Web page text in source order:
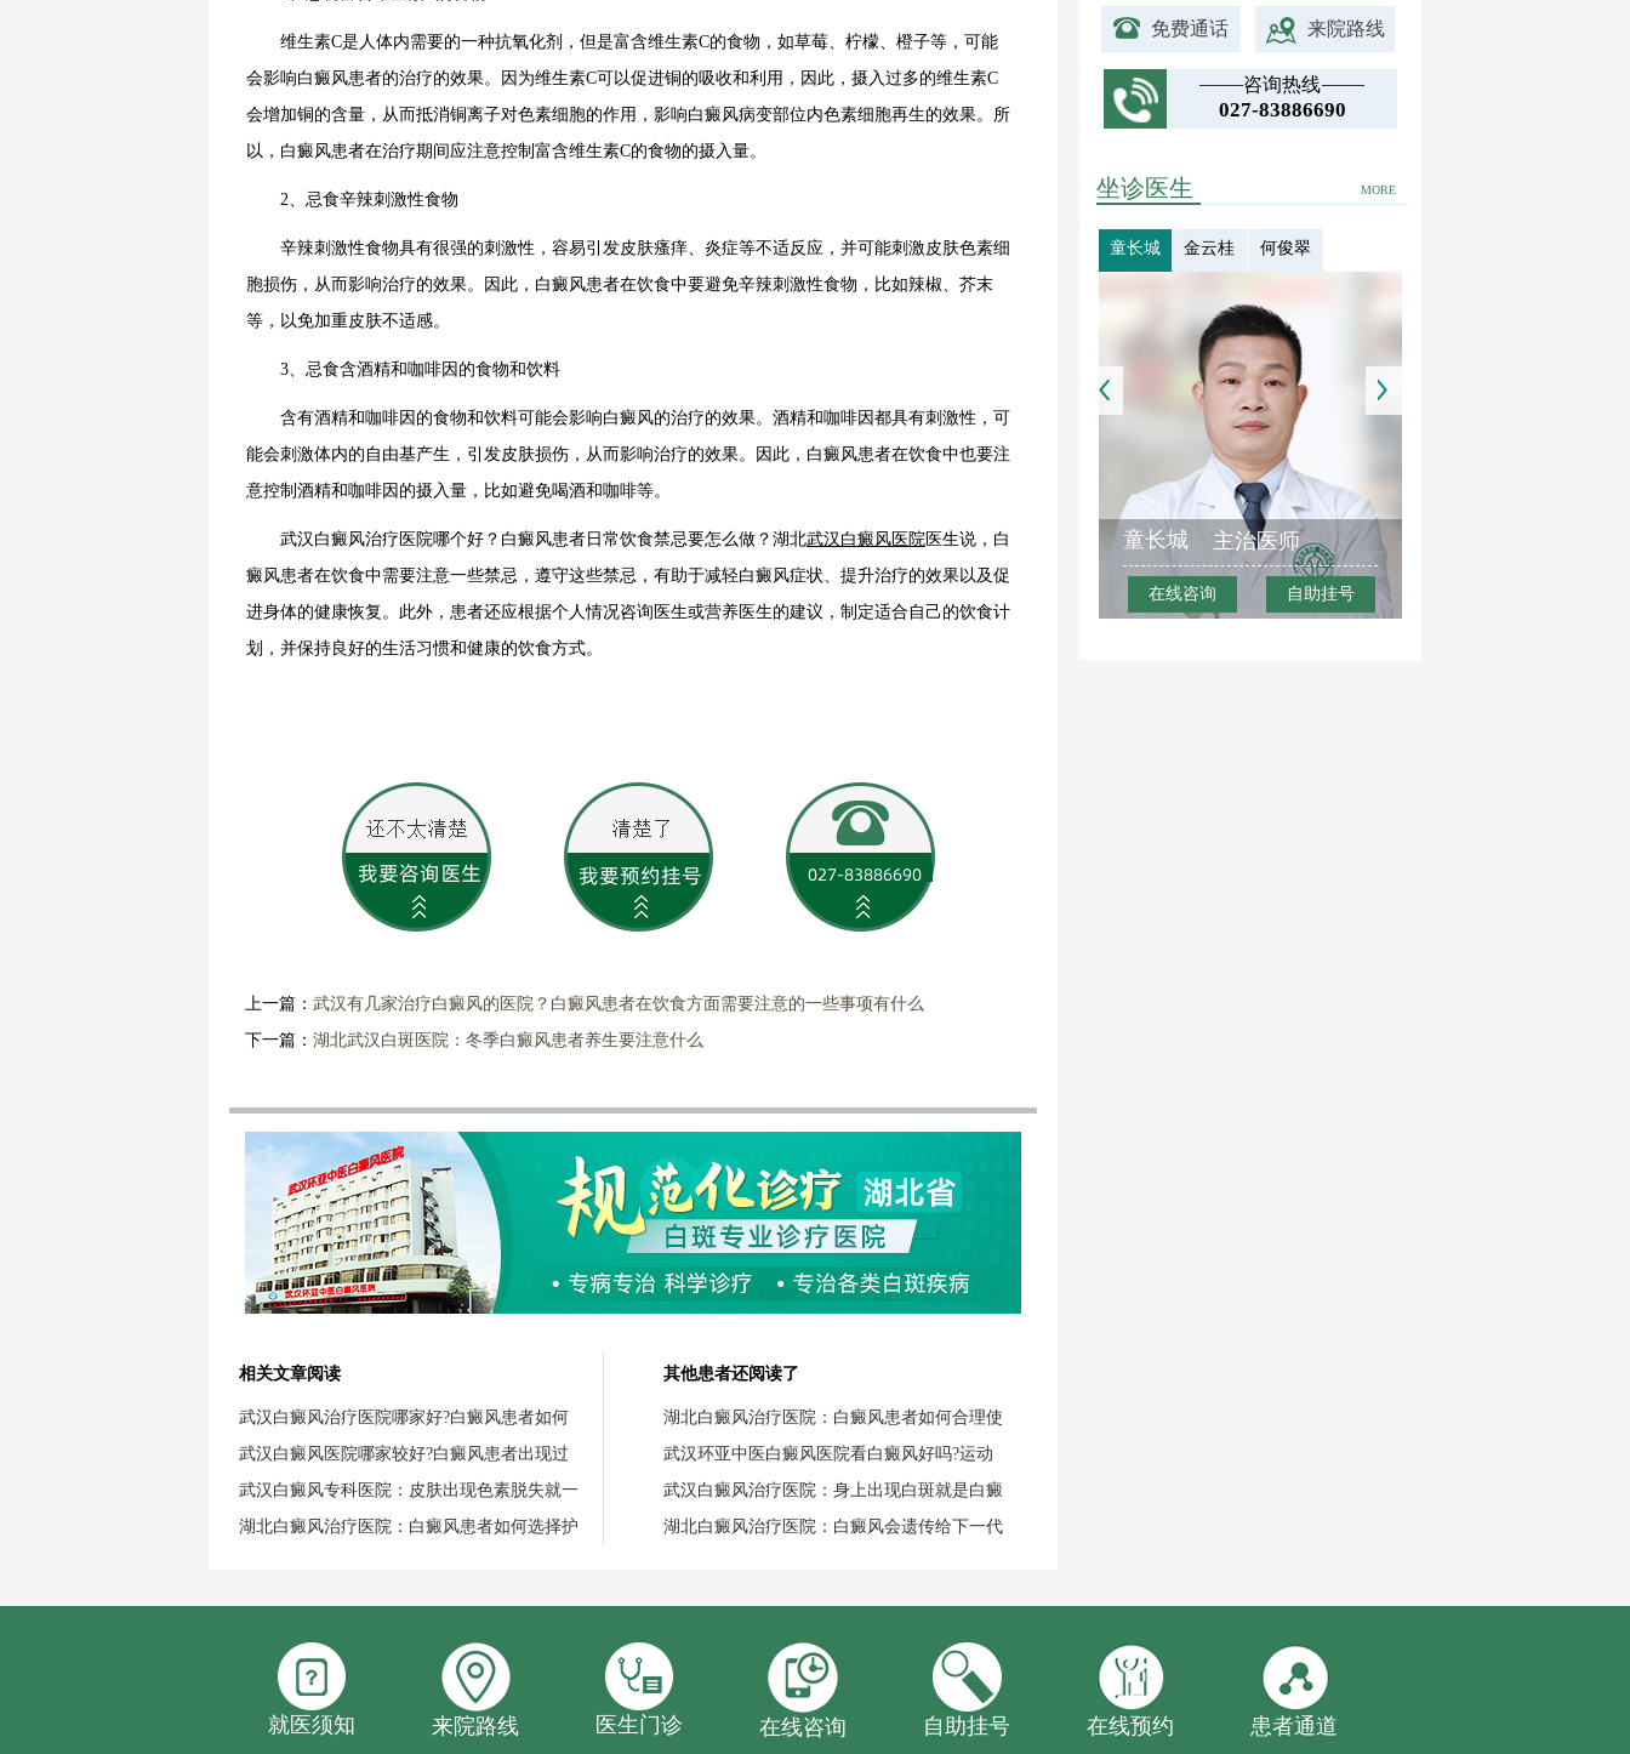
维生素C是人体内需要的一种抗氧化剂，但是富含维生素C的食物，如草莓、柠檬、橙子等，可能
会影响白癜风患者的治疗的效果。因为维生素C可以促进铜的吸收和利用，因此，摄入过多的维生素C
会增加铜的含量，从而抵消铜离子对色素细胞的作用，影响白癜风病变部位内色素细胞再生的效果。所
以，白癜风患者在治疗期间应注意控制富含维生素C的食物的摄入量。
2、忌食辛辣刺激性食物
辛辣刺激性食物具有很强的刺激性，容易引发皮肤瘙痒、炎症等不适反应，并可能刺激皮肤色素细
胞损伤，从而影响治疗的效果。因此，白癜风患者在饮食中要避免辛辣刺激性食物，比如辣椒、芥末
等，以免加重皮肤不适感。
3、忌食含酒精和咖啡因的食物和饮料
含有酒精和咖啡因的食物和饮料可能会影响白癜风的治疗的效果。酒精和咖啡因都具有刺激性，可
能会刺激体内的自由基产生，引发皮肤损伤，从而影响治疗的效果。因此，白癜风患者在饮食中也要注
意控制酒精和咖啡因的摄入量，比如避免喝酒和咖啡等。
武汉白癜风治疗医院哪个好？白癜风患者日常饮食禁忌要怎么做？湖北武汉白癜风医院 医生说，白
癜风患者在饮食中需要注意一些禁忌，遵守这些禁忌，有助于减轻白癜风症状、提升治疗的效果以及促
进身体的健康恢复。此外，患者还应根据个人情况咨询医生或营养医生的建议，制定适合自己的饮食计
划，并保持良好的生活习惯和健康的饮食方式。
上一篇： 武汉有几家治疗白癜风的医院？白癜风患者在饮食方面需要注意的一些事项有什么
下一篇： 湖北武汉白斑医院：冬季白癜风患者养生要注意什么
相关文章阅读
武汉白癜风治疗医院哪家好?白癜风患者如何
武汉白癜风医院哪家较好?白癜风患者出现过
武汉白癜风专科医院：皮肤出现色素脱失就一
湖北白癜风治疗医院：白癜风患者如何选择护
其他患者还阅读了
湖北白癜风治疗医院：白癜风患者如何合理使
武汉环亚中医白癜风医院看白癜风好吗?运动
武汉白癜风治疗医院：身上出现白斑就是白癜
湖北白癜风治疗医院：白癜风会遗传给下一代
免费通话 来院路线
咨询热线
027-83886690
MORE
坐诊医生
童长城 金云桂 何俊翠
童长城 主治医师
在线咨询 自助挂号
就医须知 来院路线 医生门诊 在线咨询 自助挂号 在线预约 患者通道